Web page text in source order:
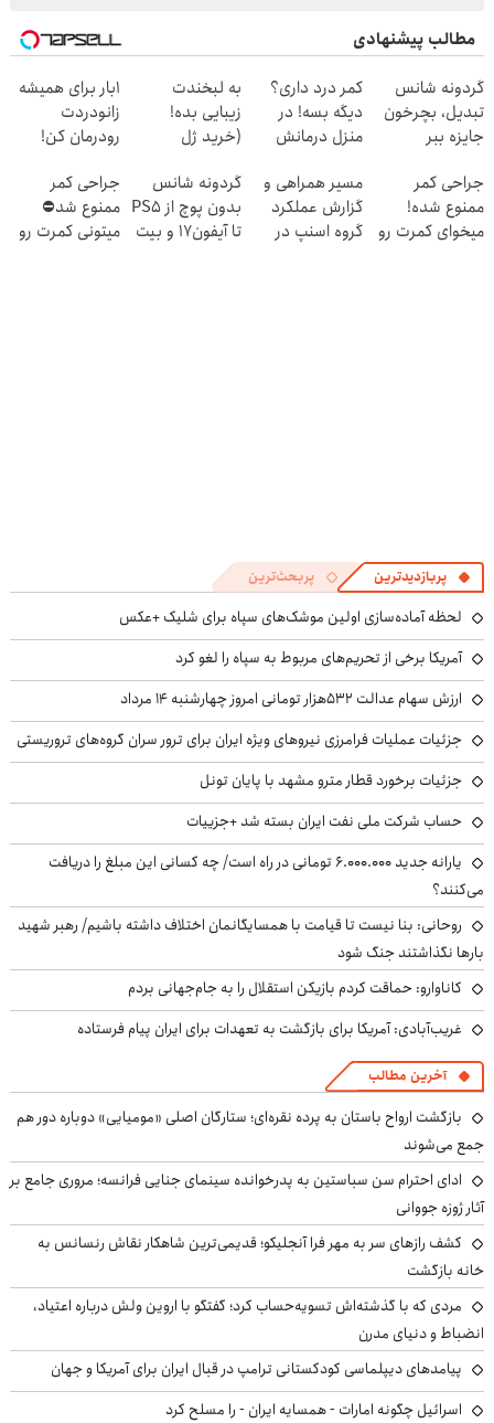
مطالب پیشنهادی
گردونه شانس
تبدیل، بچرخون
جایزه ببر
کمر درد داری؟
دیگه بسه! در
منزل درمانش
(◀پرسش‌نامه)
به لبخندت
زیبایی بده!
(خرید ژل
دندان
با40%تخفیف)
1بار برای همیشه
زانودردت
رودرمان کن!
◂پرسشنامه▸
جراحی کمر
ممنوع شده!
میخوای کمرت رو
مسیر همراهی و
گزارش عملکرد
گروه اسنپ در
گردونه شانس
بدون پوچ از PS5
تا آیفون17 و بیت
جراحی کمر
ممنوع شد⛔
میتونی کمرت رو
پربازدیدترین پربحث‌ترین
لحظه آماده‌سازی اولین موشک‌های سپاه برای شلیک +عکس
آمریکا برخی از تحریم‌های مربوط به سپاه را لغو کرد
ارزش سهام عدالت ۵۳۲هزار تومانی امروز چهارشنبه ۱۴ مرداد
جزئیات عملیات فرامرزی نیروهای ویژه ایران برای ترور سران گروه‌های تروریستی
جزئیات برخورد قطار مترو مشهد با پایان تونل
حساب‌ شرکت ملی نفت ایران بسته شد +جزییات
یارانه جدید ۶.۰۰۰.۰۰۰ تومانی در راه است/ چه کسانی این مبلغ را دریافت
می‌کنند؟
روحانی: بنا نیست تا قیامت با همسایگانمان اختلاف داشته باشیم/ رهبر شهید
بارها نگذاشتند جنگ شود
کاناوارو: حماقت کردم بازیکن استقلال را به جام‌جهانی بردم
غریب‌آبادی: آمریکا برای بازگشت به تعهدات برای ایران پیام فرستاده
آخرین مطالب
بازگشت ارواح باستان به پرده نقره‌ای؛ ستارگان اصلی «مومیایی» دوباره دور هم
جمع می‌شوند
ادای احترام سن سباستین به پدرخوانده سینمای جنایی فرانسه؛ مروری جامع بر
آثار ژوزه جووانی
کشف رازهای سر به مهر فرا آنجلیکو؛ قدیمی‌ترین شاهکار نقاش رنسانس به
خانه بازگشت
مردی که با گذشته‌اش تسویه‌حساب کرد؛ گفتگو با اروین ولش درباره اعتیاد،
انضباط و دنیای مدرن
پیامدهای دیپلماسی کودکستانی ترامپ در قبال ایران برای آمریکا و جهان
اسرائیل چگونه امارات - همسایه ایران - را مسلح کرد